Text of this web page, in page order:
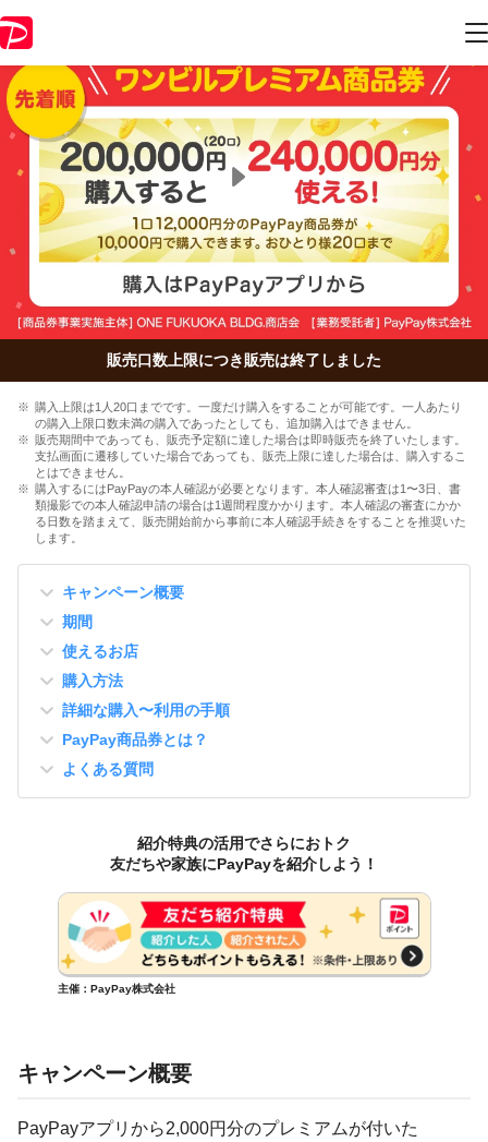
販売口数上限につき販売は終了しました
購入上限は1人20口までです。一度だけ購入をすることが可能です。一人あたり
の購入上限口数未満の購入であったとしても、追加購入はできません。
販売期間中であっても、販売予定額に達した場合は即時販売を終了いたします。
支払画面に遷移していた場合であっても、販売上限に達した場合は、購入するこ
とはできません。
購入するにはPayPayの本人確認が必要となります。本人確認審査は1〜3日、書
類撮影での本人確認申請の場合は1週間程度かかります。本人確認の審査にかか
る日数を踏まえて、販売開始前から事前に本人確認手続きをすることを推奨いた
します。
キャンペーン概要
期間
使えるお店
購入方法
詳細な購入〜利用の手順
PayPay商品券とは？
よくある質問
紹介特典の活用でさらにおトク
友だちや家族にPayPayを紹介しよう！
主催：PayPay株式会社
キャンペーン概要
PayPayアプリから2,000円分のプレミアムが付いた